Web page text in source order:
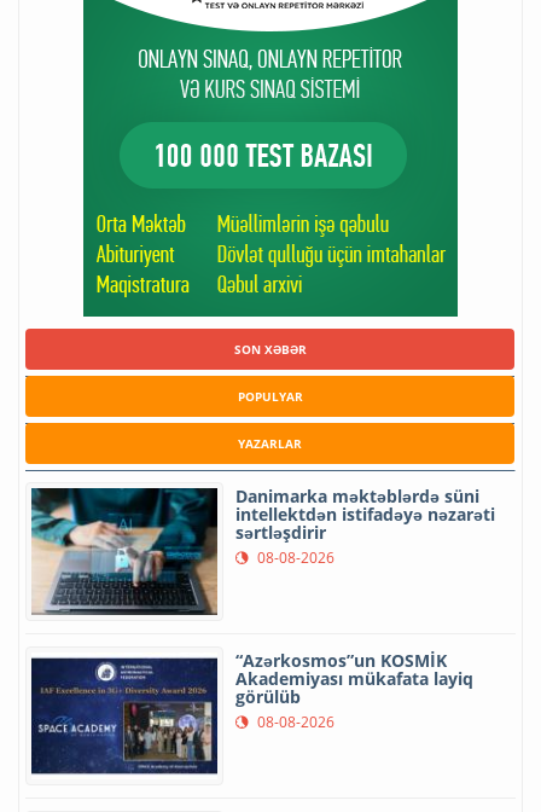
SON XƏBƏR
POPULYAR
YAZARLAR
Danimarka məktəblərdə süni
intellektdən istifadəyə nəzarəti
sərtləşdirir
08-08-2026
“Azərkosmos”un KOSMİK
Akademiyası mükafata layiq
görülüb
08-08-2026